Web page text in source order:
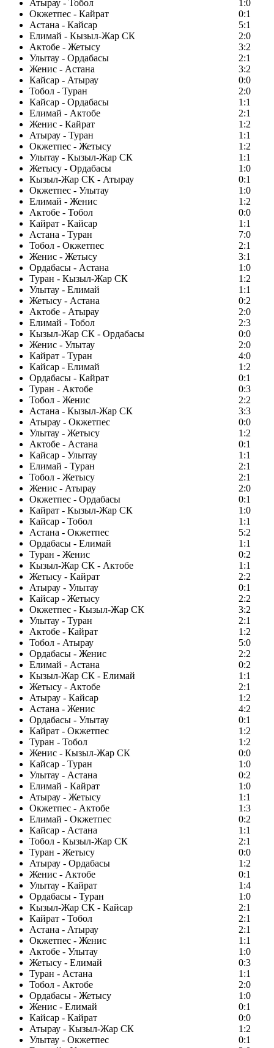
Атырау - Тобол
1:0
Окжетпес - Кайрат
0:1
Астана - Кайсар
5:1
Елимай - Кызыл-Жар СК
2:0
Актобе - Жетысу
3:2
Улытау - Ордабасы
2:1
Женис - Астана
3:2
Кайсар - Атырау
0:0
Тобол - Туран
2:0
Кайсар - Ордабасы
1:1
Елимай - Актобе
2:1
Женис - Кайрат
1:2
Атырау - Туран
1:1
Окжетпес - Жетысу
1:2
Улытау - Кызыл-Жар СК
1:1
Жетысу - Ордабасы
1:0
Кызыл-Жар СК - Атырау
0:1
Окжетпес - Улытау
1:0
Елимай - Женис
1:2
Актобе - Тобол
0:0
Кайрат - Кайсар
1:1
Астана - Туран
7:0
Тобол - Окжетпес
2:1
Женис - Жетысу
3:1
Ордабасы - Астана
1:0
Туран - Кызыл-Жар СК
1:2
Улытау - Елимай
1:1
Жетысу - Астана
0:2
Актобе - Атырау
2:0
Елимай - Тобол
2:3
Кызыл-Жар СК - Ордабасы
0:0
Женис - Улытау
2:0
Кайрат - Туран
4:0
Кайсар - Елимай
1:2
Ордабасы - Кайрат
0:1
Туран - Актобе
0:3
Тобол - Женис
2:2
Астана - Кызыл-Жар СК
3:3
Атырау - Окжетпес
0:0
Улытау - Жетысу
1:2
Актобе - Астана
0:1
Кайсар - Улытау
1:1
Елимай - Туран
2:1
Тобол - Жетысу
2:1
Женис - Атырау
2:0
Окжетпес - Ордабасы
0:1
Кайрат - Кызыл-Жар СК
1:0
Кайсар - Тобол
1:1
Астана - Окжетпес
5:2
Ордабасы - Елимай
1:1
Туран - Женис
0:2
Кызыл-Жар СК - Актобе
1:1
Жетысу - Кайрат
2:2
Атырау - Улытау
0:1
Кайсар - Жетысу
2:2
Окжетпес - Кызыл-Жар СК
3:2
Улытау - Туран
2:1
Актобе - Кайрат
1:2
Тобол - Атырау
5:0
Ордабасы - Женис
2:2
Елимай - Астана
0:2
Кызыл-Жар СК - Елимай
1:1
Жетысу - Актобе
2:1
Атырау - Кайсар
1:2
Астана - Женис
4:2
Ордабасы - Улытау
0:1
Кайрат - Окжетпес
1:2
Туран - Тобол
1:2
Женис - Кызыл-Жар СК
0:0
Кайсар - Туран
1:0
Улытау - Астана
0:2
Елимай - Кайрат
1:0
Атырау - Жетысу
1:1
Окжетпес - Актобе
1:3
Елимай - Окжетпес
0:2
Кайсар - Астана
1:1
Тобол - Кызыл-Жар СК
2:1
Туран - Жетысу
0:0
Атырау - Ордабасы
1:2
Женис - Актобе
0:1
Улытау - Кайрат
1:4
Ордабасы - Туран
1:0
Кызыл-Жар СК - Кайсар
2:1
Кайрат - Тобол
2:1
Астана - Атырау
2:1
Окжетпес - Женис
1:1
Актобе - Улытау
1:0
Жетысу - Елимай
0:3
Туран - Астана
1:1
Тобол - Актобе
2:0
Ордабасы - Жетысу
1:0
Женис - Елимай
0:1
Кайсар - Кайрат
0:0
Атырау - Кызыл-Жар СК
1:2
Улытау - Окжетпес
0:1